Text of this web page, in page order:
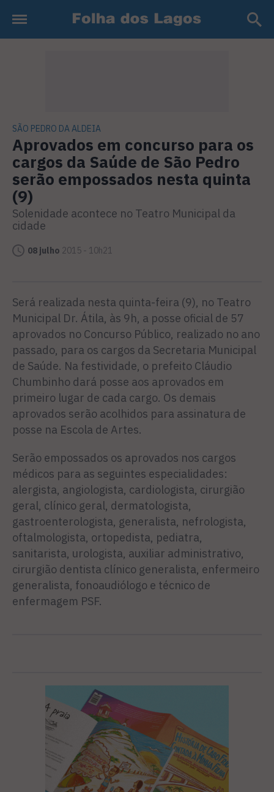
SÃO PEDRO DA ALDEIA
Aprovados em concurso para os
cargos da Saúde de São Pedro
serão empossados nesta quinta
(9)
Solenidade acontece no Teatro Municipal da
cidade
08 julho 2015 - 10h21
Será realizada nesta quinta-feira (9), no Teatro
Municipal Dr. Átila, às 9h, a posse oficial de 57
aprovados no Concurso Público, realizado no ano
passado, para os cargos da Secretaria Municipal
de Saúde. Na festividade, o prefeito Cláudio
Chumbinho dará posse aos aprovados em
primeiro lugar de cada cargo. Os demais
aprovados serão acolhidos para assinatura de
posse na Escola de Artes.
Serão empossados os aprovados nos cargos
médicos para as seguintes especialidades:
alergista, angiologista, cardiologista, cirurgião
geral, clínico geral, dermatologista,
gastroenterologista, generalista, nefrologista,
oftalmologista, ortopedista, pediatra,
sanitarista, urologista, auxiliar administrativo,
cirurgião dentista clínico generalista, enfermeiro
generalista, fonoaudiólogo e técnico de
enfermagem PSF.